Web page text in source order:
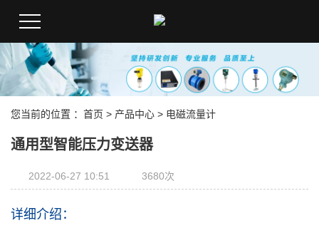
您当前的位置 ： 首页 > 产品中心 > 电磁流量计
通用型智能压力变送器
2022-06-27 10:51 3680次
详细介绍：